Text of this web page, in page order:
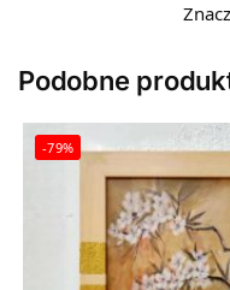
Podobne
-79%